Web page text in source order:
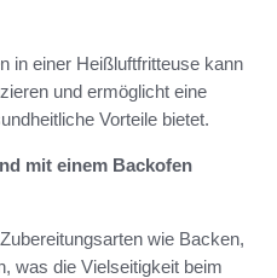
in einer Heißluftfritteuse kann
und ermöglicht eine
Vorteile bietet.
mit einem Backofen
wie Backen,
was die Vielseitigkeit beim